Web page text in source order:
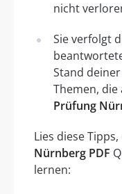
nicht
Sie verfolgt
Stand
Themen,
Prüfung
Lies diese
Nürnberg PDF
lernen: